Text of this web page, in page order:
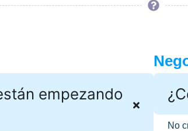
empezando
No